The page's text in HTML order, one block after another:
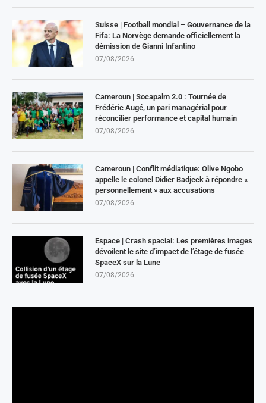
Suisse | Football mondial – Gouvernance de la
Fifa: La Norvège demande officiellement la
démission de Gianni Infantino
07/08/2026
Cameroun | Socapalm 2.0 : Tournée de
Frédéric Augé, un pari managérial pour
réconcilier performance et capital humain
07/08/2026
Cameroun | Conflit médiatique: Olive Ngobo
appelle le colonel Didier Badjeck à répondre «
personnellement » aux accusations
07/08/2026
Espace | Crash spacial: Les premières images
dévoilent le site d’impact de l’étage de fusée
SpaceX sur la Lune
07/08/2026